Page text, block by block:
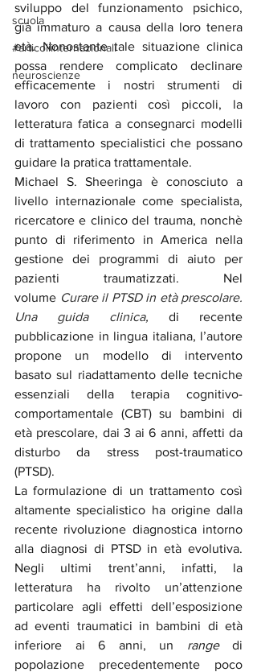
scuola
#articoliinternazionali
neuroscienze
sviluppo del funzionamento psichico,
già immaturo a causa della loro tenera
età. Nonostante tale situazione clinica
possa rendere complicato declinare
efficacemente i nostri strumenti di
lavoro con pazienti così piccoli, la
letteratura fatica a consegnarci modelli
di trattamento specialistici che possano
guidare la pratica trattamentale.
Michael S. Sheeringa è conosciuto a
livello internazionale come specialista,
ricercatore e clinico del trauma, nonchè
punto di riferimento in America nella
gestione dei programmi di aiuto per
pazienti traumatizzati. Nel
volume Curare il PTSD in età prescolare.
Una guida clinica, di recente
pubblicazione in lingua italiana, l’autore
propone un modello di intervento
basato sul riadattamento delle tecniche
essenziali della terapia cognitivo-
comportamentale (CBT) su bambini di
età prescolare, dai 3 ai 6 anni, affetti da
disturbo da stress post-traumatico
(PTSD).
La formulazione di un trattamento così
altamente specialistico ha origine dalla
recente rivoluzione diagnostica intorno
alla diagnosi di PTSD in età evolutiva.
Negli ultimi trent’anni, infatti, la
letteratura ha rivolto un’attenzione
particolare agli effetti dell’esposizione
ad eventi traumatici in bambini di età
inferiore ai 6 anni, un range di
popolazione precedentemente poco